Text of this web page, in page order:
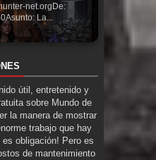
net.orgDe:
La...
útil, entretenido y
sobre Mundo de
la manera de mostrar
trabajo que hay
es obligación! Pero es
de mantenimiento